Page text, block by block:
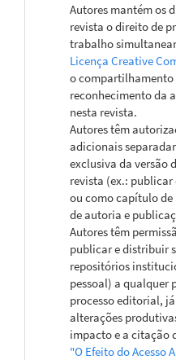
Autores mantém os
revista o direito de
trabalho
Licença Creative
o
reconhecimento da
nesta revista.
Autores têm
adicionais
exclusiva da versão
revista (ex.:
ou como capítulo
de autoria e
Autores têm
publicar e distribuir
repositórios
pessoal) a qualquer
processo editorial,
alterações
impacto e a citação
"O Efeito do Acesso